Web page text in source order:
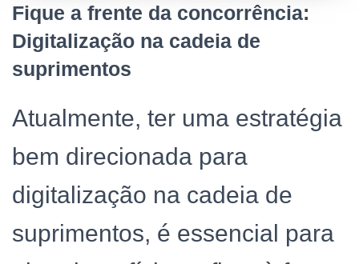
Fique a frente da concorrência:
Digitalização na cadeia de
suprimentos
Atualmente, ter uma estratégia
bem direcionada para
digitalização na cadeia de
suprimentos, é essencial para